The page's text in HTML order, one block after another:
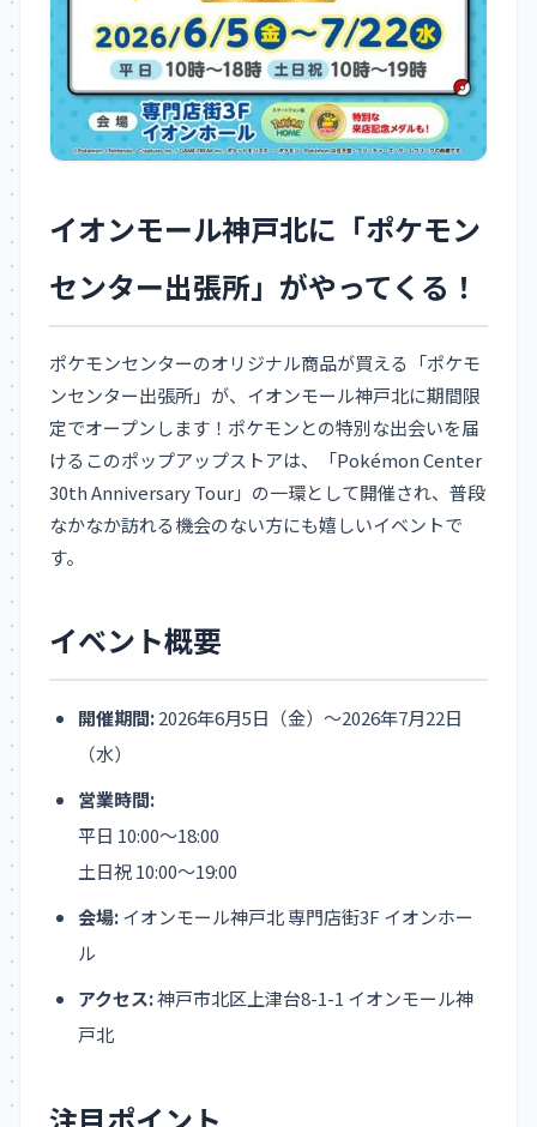
イオンモール神戸北に「ポケモン
センター出張所」がやってくる！
ポケモンセンターのオリジナル商品が買える「ポケモ
ンセンター出張所」が、イオンモール神戸北に期間限
定でオープンします！ポケモンとの特別な出会いを届
けるこのポップアップストアは、「Pokémon Center
30th Anniversary Tour」の一環として開催され、普段
なかなか訪れる機会のない方にも嬉しいイベントで
す。
イベント概要
開催期間:2026年6月5日（金）～2026年7月22日
（水）
営業時間:
平日 10:00～18:00
土日祝 10:00～19:00
会場:イオンモール神戸北 専門店街3F イオンホー
ル
アクセス:神戸市北区上津台8-1-1 イオンモール神
戸北